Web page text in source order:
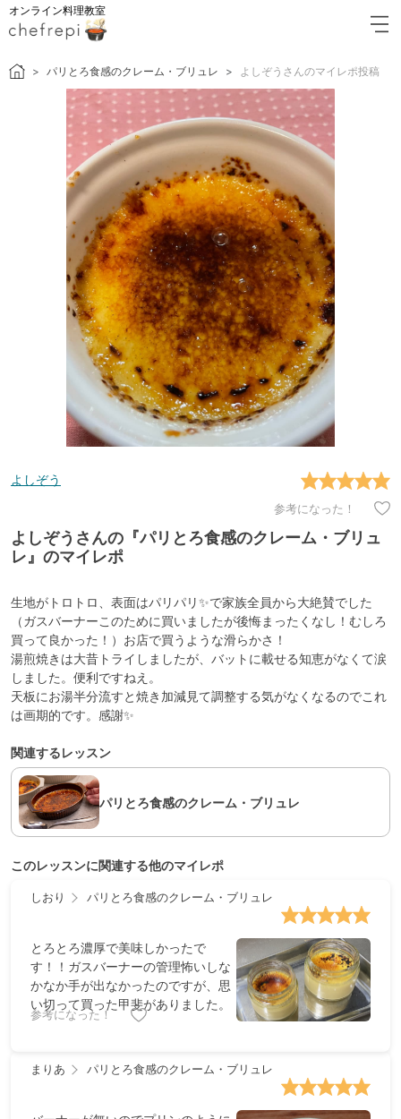
オンライン料理教室
パリとろ食感のクレーム・ブリュレ よしぞうさんのマイレポ投稿
よしぞう
参考になった！
よしぞうさんの『パリとろ食感のクレーム・ブリュ
レ』のマイレポ
生地がトロトロ、表面はパリパリ✨で家族全員から大絶賛でした
（ガスバーナーこのために買いましたが後悔まったくなし！むしろ
買って良かった！）お店で買うような滑らかさ！
湯煎焼きは大昔トライしましたが、バットに載せる知恵がなくて涙
しました。便利ですねえ。
天板にお湯半分流すと焼き加減見て調整する気がなくなるのでこれ
は画期的です。感謝✨
関連するレッスン
パリとろ食感のクレーム・ブリュレ
このレッスンに関連する他のマイレポ
しおり パリとろ食感のクレーム・ブリュレ
とろとろ濃厚で美味しかったで
す！！ガスバーナーの管理怖いしな
かなか手が出なかったのですが、思
い切って買った甲斐がありました。
参考になった！
まりあ パリとろ食感のクレーム・ブリュレ